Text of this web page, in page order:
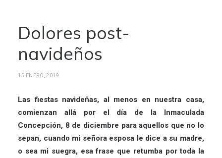
Dolores post-
navideños
15 ENERO, 2019
Las fiestas navideñas, al menos en nuestra casa,
comienzan allá por el día de la Inmaculada
Concepción, 8 de diciembre para aquellos que no lo
sepan, cuando mi señora esposa le dice a su madre,
o sea mi suegra, esa frase que retumba por toda la